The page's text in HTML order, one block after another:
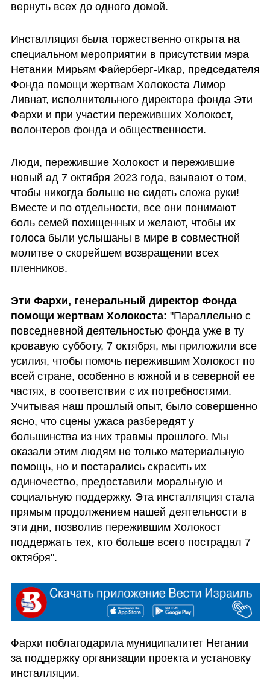
вернуть всех до одного домой.
Инсталляция была торжественно открыта на
специальном мероприятии в присутствии мэра
Нетании Мирьям Файерберг-Икар, председателя
Фонда помощи жертвам Холокоста Лимор
Ливнат, исполнительного директора фонда Эти
Фархи и при участии переживших Холокост,
волонтеров фонда и общественности.
Люди, пережившие Холокост и пережившие
новый ад 7 октября 2023 года, взывают о том,
чтобы никогда больше не сидеть сложа руки!
Вместе и по отдельности, все они понимают
боль семей похищенных и желают, чтобы их
голоса были услышаны в мире в совместной
молитве о скорейшем возвращении всех
пленников.
Эти Фархи, генеральный директор Фонда
помощи жертвам Холокоста: "Параллельно с
повседневной деятельностью фонда уже в ту
кровавую субботу, 7 октября, мы приложили все
усилия, чтобы помочь пережившим Холокост по
всей стране, особенно в южной и в северной ее
частях, в соответствии с их потребностями.
Учитывая наш прошлый опыт, было совершенно
ясно, что сцены ужаса разбередят у
большинства из них травмы прошлого. Мы
оказали этим людям не только материальную
помощь, но и постарались скрасить их
одиночество, предоставили моральную и
социальную поддержку. Эта инсталляция стала
прямым продолжением нашей деятельности в
эти дни, позволив пережившим Холокост
поддержать тех, кто больше всего пострадал 7
октября".
Фархи поблагодарила муниципалитет Нетании
за поддержку организации проекта и установку
инсталляции.